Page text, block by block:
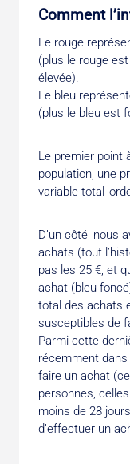
Comment
Le rouge
(plus le rouge
élevée).
Le bleu
(plus le bleu est
Le premier point
population, une
variable
D’un côté, nous
achats (tout
pas les 25 €, et
achat (bleu
total des achats
susceptibles de
Parmi cette
récemment dans
faire un achat
personnes,
moins de 28
d’effectuer un